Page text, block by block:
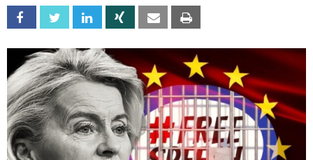
Facebook Twitter Linkedin Xing Email